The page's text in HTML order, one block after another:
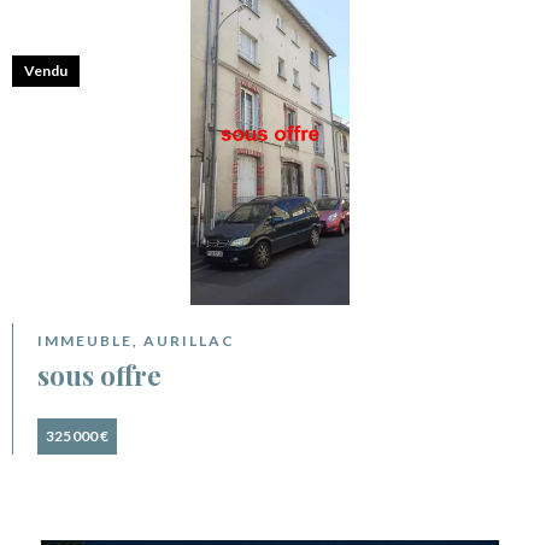
IMMEUBLE, AURILLAC
sous offre
325 000 €
Vendu